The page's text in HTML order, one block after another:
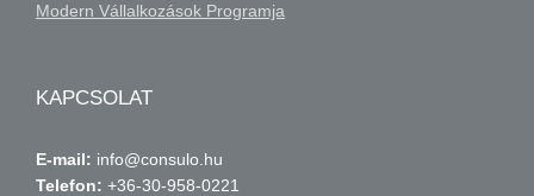
Modern Vállalkozások Programja
KAPCSOLAT
E-mail: info@consulo.hu
Telefon: +36-30-958-0221